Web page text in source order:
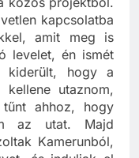
közös projektből.
kapcsolatba
amit meg is
levelet, én ismét
kiderült, hogy a
kellene utaznom,
ahhoz, hogy
az utat. Majd